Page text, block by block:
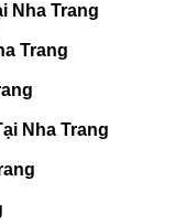
Nha Trang
Trang
Nha Trang